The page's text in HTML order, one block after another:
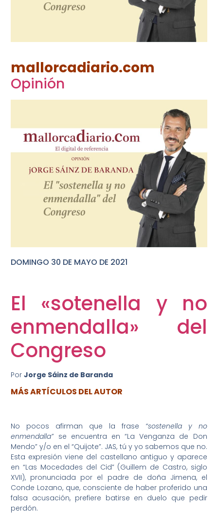
mallorcadiario.com
Opinión
DOMINGO 30 DE MAYO DE 2021
El «sotenella y no
enmendalla» del
Congreso
PorJorge Sáinz de Baranda
MÁS ARTÍCULOS DEL AUTOR
No pocos afirman que la frase “sostenella y no
enmendalla”se encuentra en “La Venganza de Don
Mendo” y/o en el “Quijote”. JAS, tú y yo sabemos que no.
Esta expresión viene del castellano antiguo y aparece
en “Las Mocedades del Cid” (Guillem de Castro, siglo
XVII), pronunciada por el padre de doña Jimena, el
Conde Lozano, que, consciente de haber proferido una
falsa acusación, prefiere batirse en duelo que pedir
perdón.